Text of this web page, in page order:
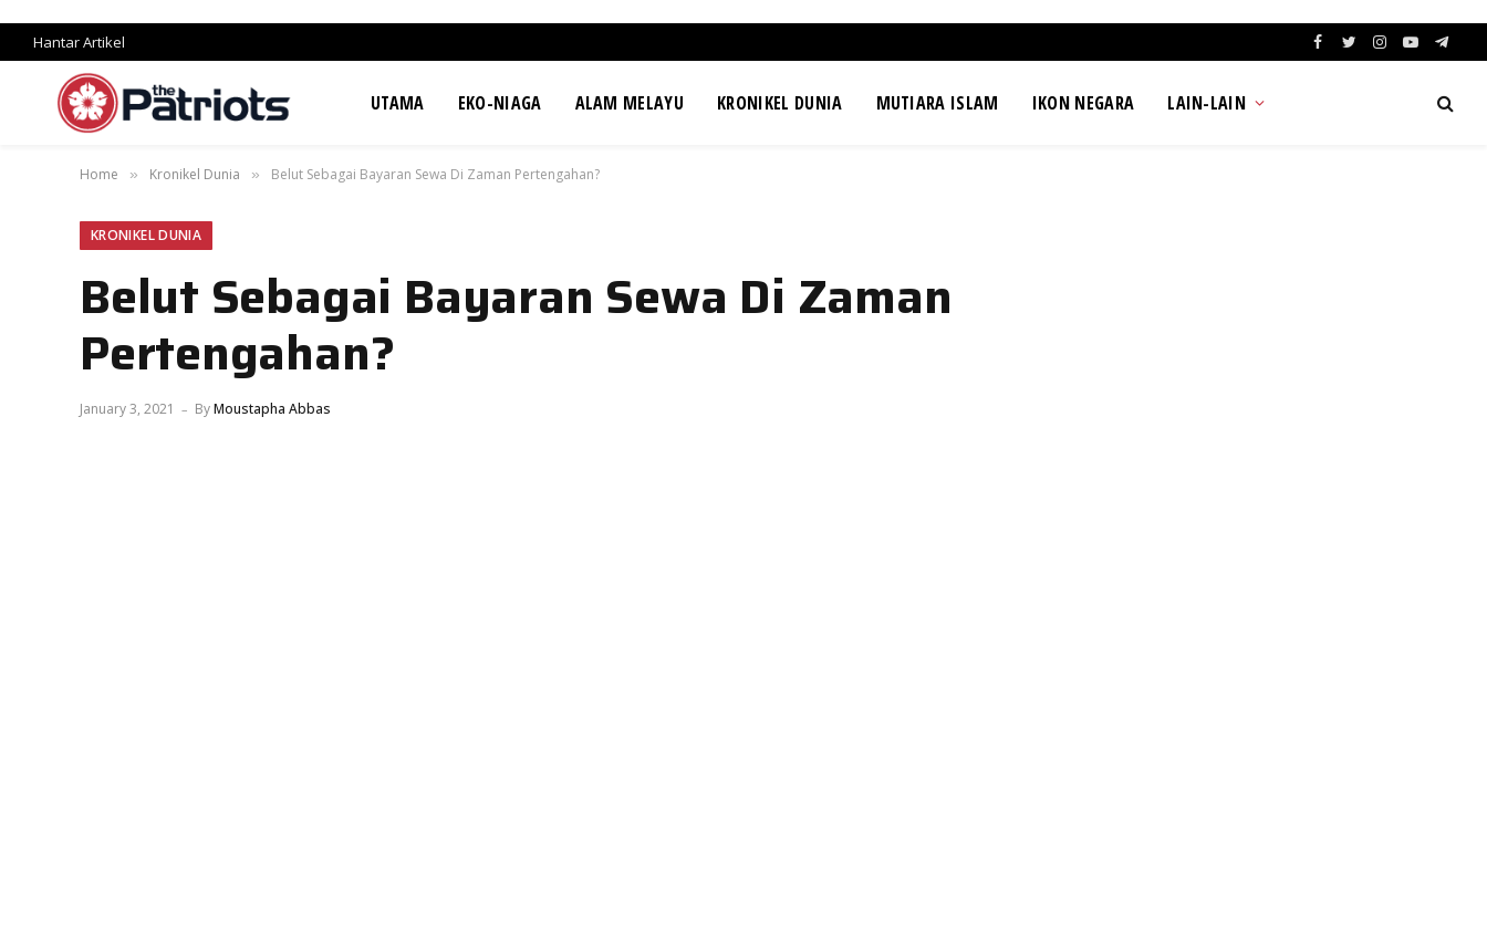
Hantar Artikel Facebook
TwitterInstagram
YouTube
UTAMA EKO-NIAGA ALAM MELAYU KRONIKEL DUNIA MUTIARA ISLAM IKON NEGARA LAIN-LAIN
Home » Kronikel Dunia » Belut Sebagai Bayaran Sewa Di Zaman Pertengahan?
KRONIKEL DUNIA
Belut Sebagai Bayaran Sewa Di Zaman
Pertengahan?
January 3, 2021 ByMoustapha Abbas